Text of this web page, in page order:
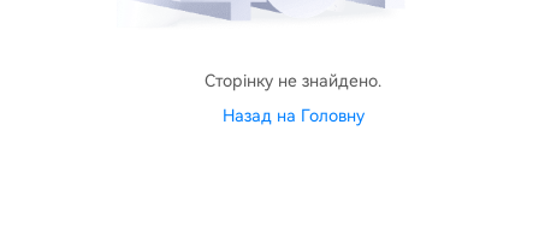
Сторінку не знайдено.
Назад на Головну